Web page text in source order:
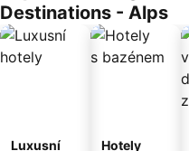
Destinations - Alps
Luxusní
Hotely